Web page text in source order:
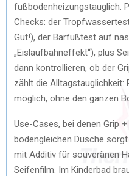
fußbodenheizungstauglich.
Checks: der
Gut!), der Barfußtest auf
„Eislaufbahneffekt“), plus
dann kontrollieren, ob der
zählt die Alltagstauglichkeit:
möglich, ohne den ganzen
Use-Cases, bei denen Grip
bodengleichen Dusche
mit Additiv für souveränen
Seifenfilm. Im Kinderbad